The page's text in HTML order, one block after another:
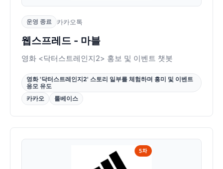
운영 종료 카카오톡
웹스프레드 - 마블
영화 <닥터스트레인지2> 홍보 및 이벤트 챗봇
영화 '닥터스트레인지2' 스토리 일부를 체험하며 흥미 및 이벤트
응모 유도
카카오
룰베이스